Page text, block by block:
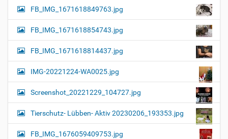
FB_IMG_1671618849763.jpg
FB_IMG_1671618854743.jpg
FB_IMG_1671618814437.jpg
IMG-20221224-WA0025.jpg
Screenshot_20221229_104727.jpg
Tierschutz- Lübben- Aktiv 20230206_193353.jpg
FB_IMG_1676059409753.jpg